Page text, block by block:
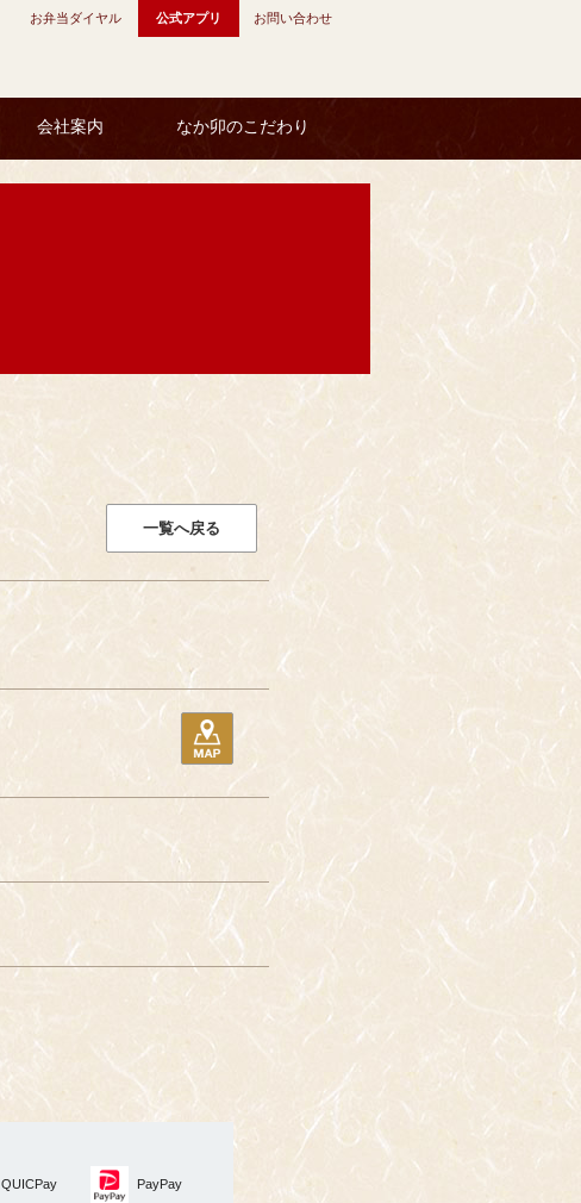
お弁当ダイヤル 公式アプリ お問い合わせ
会社案内 なか卯のこだわり
QUICPay PayPay
一覧へ戻る